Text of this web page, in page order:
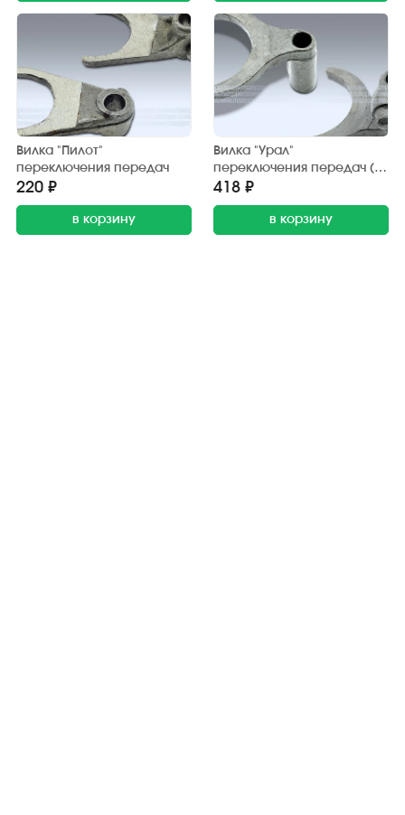
Вилка "Пилот"
переключения передач
220 ₽
в корзину
Вилка "Урал"
переключения передач (1-
2 пер.)
418 ₽
в корзину